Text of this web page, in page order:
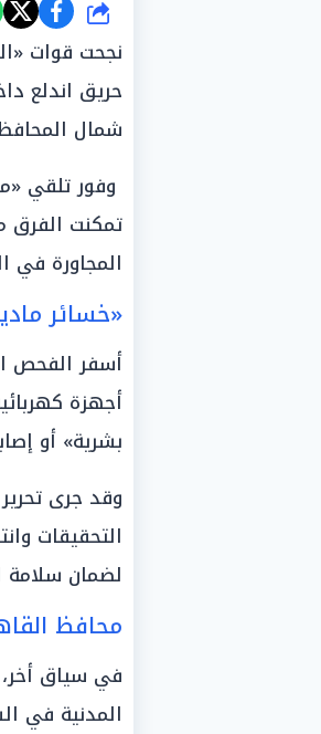
شارك
حريق اندلع
شمال
وفور تلقي
تمكنت الفرق
المجاورة في
«خسائر
أسفر الفحص
أجهزة
بشرية» أو
وقد جرى
التحقيقات
لضمان سلامة
محافظ
في سياق أخر،
المدنية في